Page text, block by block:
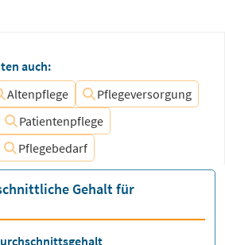
auch:
Altenpflege
Pflegeversorgung
Patientenpflege
Pflegebedarf
Gehalt für